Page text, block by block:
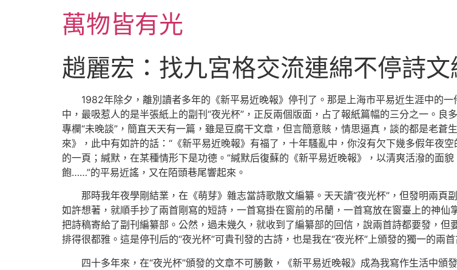
萬物皆有光
趙麗宏：找九宮格交流連綿不停詩
1982年除夕，離別讀者多年的《新平易近晚報》停刊了。那是上海市平易近生涯中的
中，最吸惹人的是半張紙上的副刊“夜光杯”，正反兩個版面，占了報紙篇幅的三分之一。
專欄“未晚談”，簡直天天有一篇，雖是豆腐干文章，但言簡意賅，情思逼真，談的都是老蒼
來》，此中有如許的話：“《新平易近晚報》有福了，十年騷亂中，你沒有欠下幾多假年夜
的一頁；緘默，在某種情形下是功德。”緘默后復蘇的《新平易近晚報》，以清爽活潑的面
飽……”的平易近謠，又在陌頭巷尾響起來。
那時我年夜學剛結業，在《萌芽》雜志當詩歌散文編纂。天天讀“夜光杯”，但發明兩
如許想著，就順手抄了兩首剛寫的短詩，一首寫掛在窗前的吊蘭，一首寫放在窗臺上的神
把詩稿寄給了副刊編纂部。公然，過未幾久，就收到了編纂部的回信，說兩首詩都要發，
排得很都雅。這是停刊后的“夜光杯”可貴刊發的古詩，也是我在“夜光杯”上頒發的獨一的兩
四十多年來，在“夜光杯”頒發的文章不可勝數，《新平易近晚報》成為我寫作生活中頒發